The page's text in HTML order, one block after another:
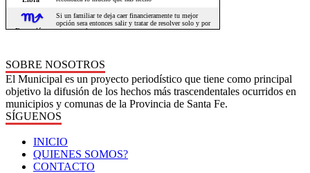
SOBRE NOSOTROS
El Municipal es un proyecto periodístico que tiene como principal
objetivo la difusión de los hechos más trascendentales ocurridos en
municipios y comunas de la Provincia de Santa Fe.
SÍGUENOS
INICIO
QUIENES SOMOS?
CONTACTO